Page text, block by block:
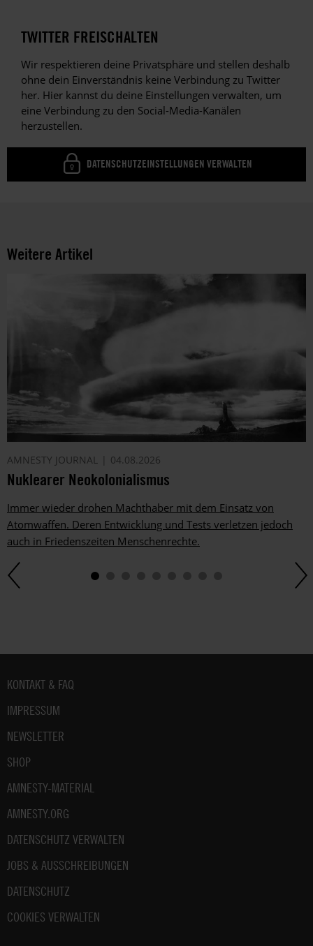
TWITTER FREISCHALTEN
Wir respektieren deine Privatsphäre und stellen deshalb
ohne dein Einverständnis keine Verbindung zu Twitter
her. Hier kannst du deine Einstellungen verwalten, um
eine Verbindung zu den Social-Media-Kanälen
herzustellen.
DATENSCHUTZEINSTELLUNGEN VERWALTEN
Weitere Artikel
AMNESTY JOURNAL 04.08.2026
Nuklearer Neokolonialismus
Immer wieder drohen Machthaber mit dem Einsatz von
Atomwaffen. Deren Entwicklung und Tests verletzen jedoch
auch in Friedenszeiten Menschenrechte.
Fußbereich
KONTAKT & FAQ
IMPRESSUM
NEWSLETTER
SHOP
AMNESTY-MATERIAL
AMNESTY.ORG
DATENSCHUTZ VERWALTEN
JOBS & AUSSCHREIBUNGEN
DATENSCHUTZ
COOKIES VERWALTEN